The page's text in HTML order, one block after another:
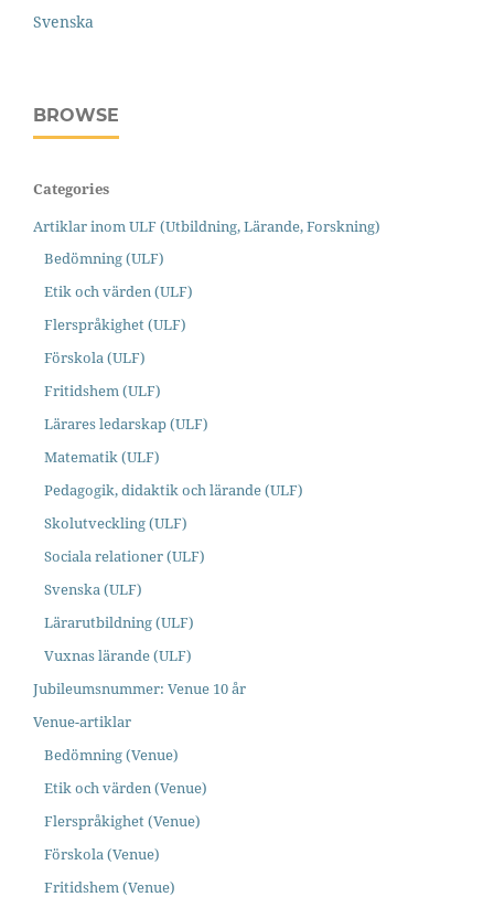
Svenska
BROWSE
Categories
Artiklar inom ULF (Utbildning, Lärande, Forskning)
Bedömning (ULF)
Etik och värden (ULF)
Flerspråkighet (ULF)
Förskola (ULF)
Fritidshem (ULF)
Lärares ledarskap (ULF)
Matematik (ULF)
Pedagogik, didaktik och lärande (ULF)
Skolutveckling (ULF)
Sociala relationer (ULF)
Svenska (ULF)
Lärarutbildning (ULF)
Vuxnas lärande (ULF)
Jubileumsnummer: Venue 10 år
Venue-artiklar
Bedömning (Venue)
Etik och värden (Venue)
Flerspråkighet (Venue)
Förskola (Venue)
Fritidshem (Venue)